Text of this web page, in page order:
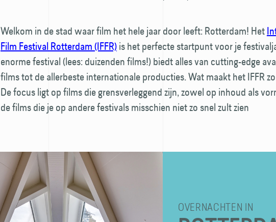
Welkom in de stad waar film het hele jaar door leeft: Rotterdam! Het
Film Festival Rotterdam (IFFR)is het perfecte startpunt voor je
enorme festival (lees: duizenden films!) biedt alles van cutting-edge
films tot de allerbeste internationale producties. Wat maakt het IFFR
De focus ligt op films die grens­verleggend zijn, zowel op inhoud als
de films die je op andere festivals misschien niet zo snel zult zien
OVERNACHTEN IN